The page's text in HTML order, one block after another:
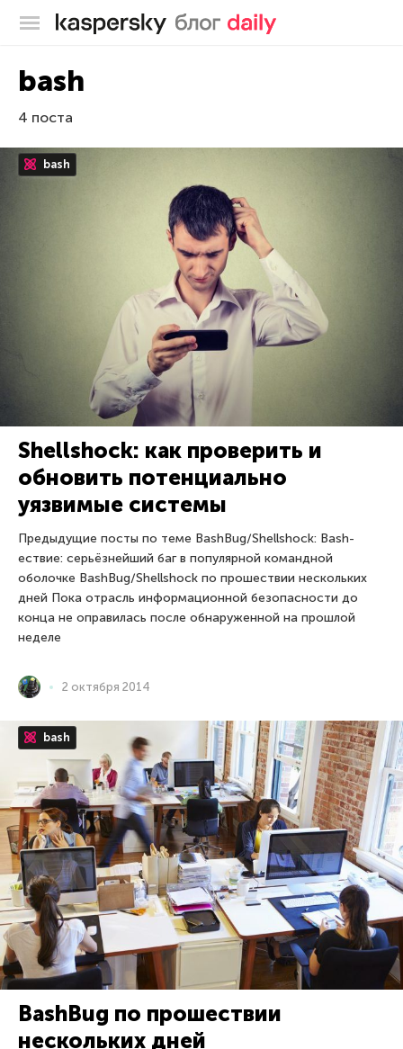
Блог Касперского
bash
4 поста
bash
Shellshock: как проверить и
обновить потенциально
уязвимые системы
Предыдущие посты по теме BashBug/Shellshock: Bash-
ествие: серьёзнейший баг в популярной командной
оболочке BashBug/Shellshock по прошествии нескольких
дней Пока отрасль информационной безопасности до
конца не оправилась после обнаруженной на прошлой
неделе
2 октября 2014
bash
BashBug по прошествии
нескольких дней